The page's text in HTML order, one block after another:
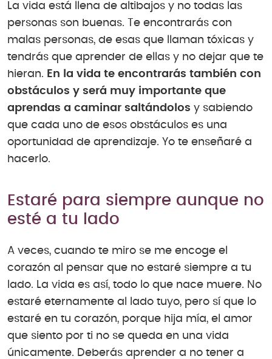
La vida está llena de altibajos y no todas las
personas son buenas. Te encontrarás con
malas personas, de esas que llaman tóxicas y
tendrás que aprender de ellas y no dejar que te
hieran. En la vida te encontrarás también con
obstáculos y será muy importante que
aprendas a caminar saltándolos y sabiendo
que cada uno de esos obstáculos es una
oportunidad de aprendizaje. Yo te enseñaré a
hacerlo.
Estaré para siempre aunque no
esté a tu lado
A veces, cuando te miro se me encoge el
corazón al pensar que no estaré siempre a tu
lado. La vida es así, todo lo que nace muere. No
estaré eternamente al lado tuyo, pero sí que lo
estaré en tu corazón, porque hija mía, el amor
que siento por ti no se queda en una vida
únicamente. Deberás aprender a no tener a